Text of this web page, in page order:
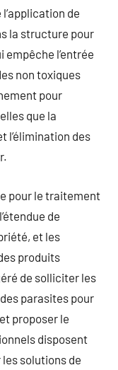
de
la structure pour
l’entrée
non toxiques
pour
que la
l’élimination des
pour le traitement
de
et les
produits
de solliciter les
parasites pour
proposer le
disposent
les solutions de